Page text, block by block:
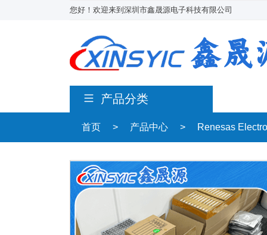
您好！欢迎来到深圳市鑫晟源电子科技有限公司
产品分类
首页 > 产品中心 > Renesas